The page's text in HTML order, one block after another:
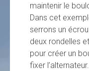
maintenir le
Dans cet
serrons un
deux rondelles
pour créer un
fixer